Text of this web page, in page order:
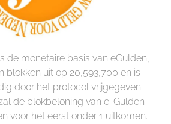
de monetaire basis van eGulden,
blokken uit op 20,593,700 en is
door het protocol vrijgegeven.
de blokbeloning van e-Gulden
voor het eerst onder 1 uitkomen.